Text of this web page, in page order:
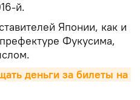
й.
Японии, как и
Фукусима,
деньги за билеты на